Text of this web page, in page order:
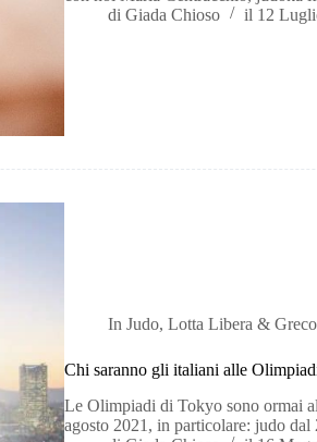
di Giada Chioso il 12
In Judo,Lotta Libera &
Chi saranno gli italiani alle
Le Olimpiadi di Tokyo sono ormai
agosto 2021, in particolare: judo